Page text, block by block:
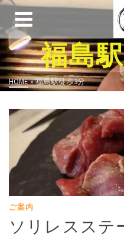
福島
HOME»福島駅徒歩3分
ご案内
ソリレスステ